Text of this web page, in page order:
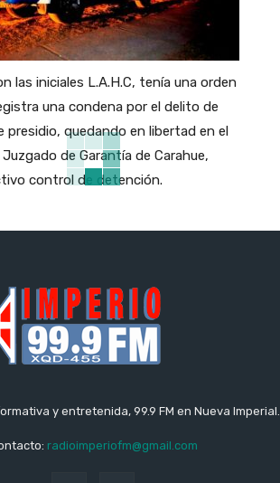
las iniciales L.A.H.C, tenía una orden
una condena por el delito de
quedando en libertad en el
de Garantía de Carahue,
control de detención.
y entretenida, 99.9 FM en Nueva Imperial.
radioimperiofm@gmail.com